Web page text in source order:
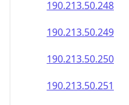
190.213.50.248
190.213.50.249
190.213.50.250
190.213.50.251